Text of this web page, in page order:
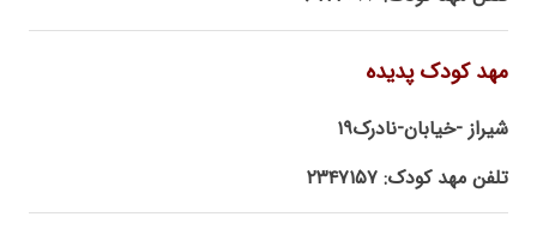
مهد کودک پدیده
شیراز -خیابان-نادرک۱۹
تلفن مهد کودک: ۲۳۴۷۱۵۷